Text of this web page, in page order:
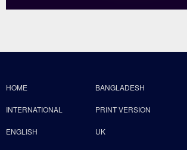
HOME BANGLADESH
INTERNATIONAL PRINT VERSION
ENGLISH UK